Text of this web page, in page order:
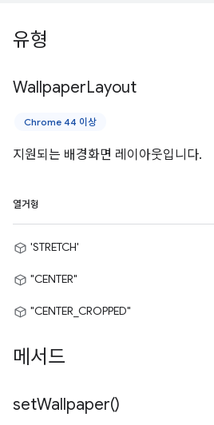
유형
WallpaperLayout
Chrome 44 이상
지원되는 배경화면 레이아웃입니다.
열거형
'STRETCH'
"CENTER"
"CENTER_CROPPED"
메서드
setWallpaper()